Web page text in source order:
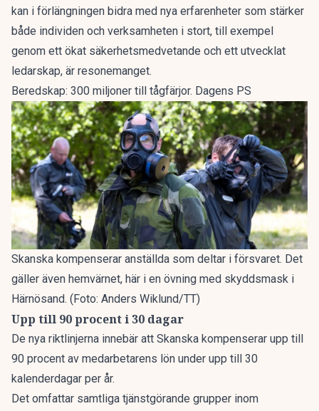
kan i förlängningen bidra med nya erfarenheter som stärker
både individen och verksamheten i stort, till exempel
genom ett ökat säkerhetsmedvetande och ett utvecklat
ledarskap, är resonemanget.
Beredskap: 300 miljoner till tågfärjor. Dagens PS
Skanska kompenserar anställda som deltar i försvaret. Det
gäller även hemvärnet, här i en övning med skyddsmask i
Härnösand. (Foto: Anders Wiklund/TT)
Upp till 90 procent i 30 dagar
De nya riktlinjerna innebär att Skanska kompenserar upp till
90 procent av medarbetarens lön under upp till 30
kalenderdagar per år.
Det omfattar samtliga tjänstgörande grupper inom